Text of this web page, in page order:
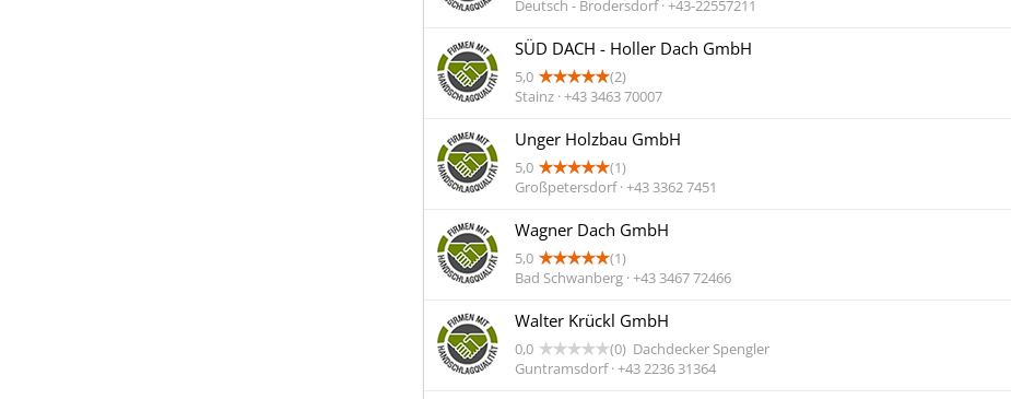
Deutsch - Brodersdorf · +43-22557211
SÜD DACH - Holler Dach GmbH
5,0
(2)
Stainz · +43 3463 70007
Unger Holzbau GmbH
5,0
(1)
Großpetersdorf · +43 3362 7451
Wagner Dach GmbH
5,0
(1)
Bad Schwanberg · +43 3467 72466
Walter Krückl GmbH
0,0 (0) Dachdecker Spengler
Guntramsdorf · +43 2236 31364